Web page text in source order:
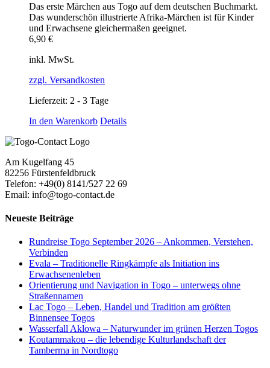
Das erste Märchen aus Togo auf dem deutschen Buchmarkt.
Das wunderschön illustrierte Afrika-Märchen ist für Kinder
und Erwachsene gleichermaßen geeignet.
6,90 €
inkl. MwSt.
zzgl. Versandkosten
Lieferzeit: 2 - 3 Tage
In den Warenkorb Details
Am Kugelfang 45
82256 Fürstenfeldbruck
Telefon: +49(0) 8141/527 22 69
Email: info@togo-contact.de
Neueste Beiträge
Rundreise Togo September 2026 – Ankommen, Verstehen,
Verbinden
Evala – Traditionelle Ringkämpfe als Initiation ins
Erwachsenenleben
Orientierung und Navigation in Togo – unterwegs ohne
Straßennamen
Lac Togo – Leben, Handel und Tradition am größten
Binnensee Togos
Wasserfall Aklowa – Naturwunder im grünen Herzen Togos
Koutammakou – die lebendige Kulturlandschaft der
Tamberma in Nordtogo